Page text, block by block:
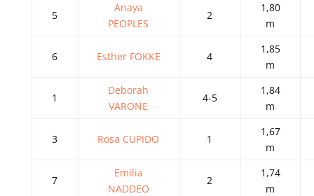
5
Anaya
PEOPLES
2
1,80
m
6 Esther FOKKE 4
1,85
m
1
Deborah
VARONE
4-5
1,84
m
3 Rosa CUPIDO 1
1,67
m
7
Emilia
NADDEO
2
1,74
m